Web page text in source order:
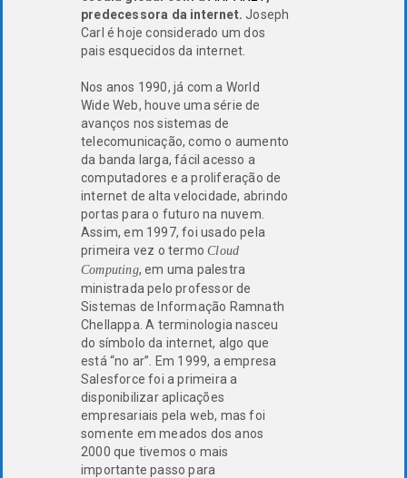
predecessora da internet.Joseph
Carl é hoje considerado um dos
pais esquecidos da internet.
Nos anos 1990, já com a World
Wide Web, houve uma série de
avanços nos sistemas de
telecomunicação, como o aumento
da banda larga, fácil acesso a
computadores e a proliferação de
internet de alta velocidade, abrindo
portas para o futuro na nuvem.
Assim, em 1997, foi usado pela
primeira vez o termoCloud
Computing, em uma palestra
ministrada pelo professor de
Sistemas de Informação Ramnath
Chellappa. A terminologia nasceu
do símbolo da internet, algo que
está “no ar”. Em 1999, a empresa
Salesforce foi a primeira a
disponibilizar aplicações
empresariais pela web, mas foi
somente em meados dos anos
2000 que tivemos o mais
importante passo para